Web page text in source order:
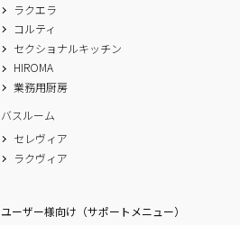
ラクエラ
コルティ
セクショナルキッチン
HIROMA
業務用厨房
バスルーム
セレヴィア
ラクヴィア
ユーザー様向け（サポートメニュー）